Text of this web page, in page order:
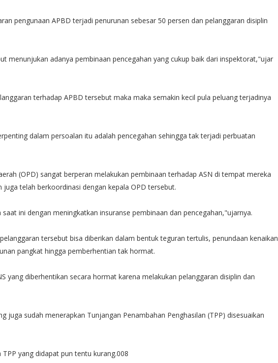
pengunaan APBD terjadi penurunan sebesar 50 persen dan pelanggaran disiplin
menunjukan adanya pembinaan pencegahan yang cukup baik dari inspektorat,"ujar
terhadap APBD tersebut maka maka semakin kecil pula peluang terjadinya
dalam persoalan itu adalah pencegahan sehingga tak terjadi perbuatan
(OPD) sangat berperan melakukan pembinaan terhadap ASN di tempat mereka
telah berkoordinasi dengan kepala OPD tersebut.
ini dengan meningkatkan insuranse pembinaan dan pencegahan,"ujarnya.
tersebut bisa diberikan dalam bentuk teguran tertulis, penundaan kenaikan
pangkat hingga pemberhentian tak hormat.
yang diberhentikan secara hormat karena melakukan pelanggaran disiplin dan
juga sudah menerapkan Tunjangan Penambahan Penghasilan (TPP) disesuaikan
yang didapat pun tentu kurang.008